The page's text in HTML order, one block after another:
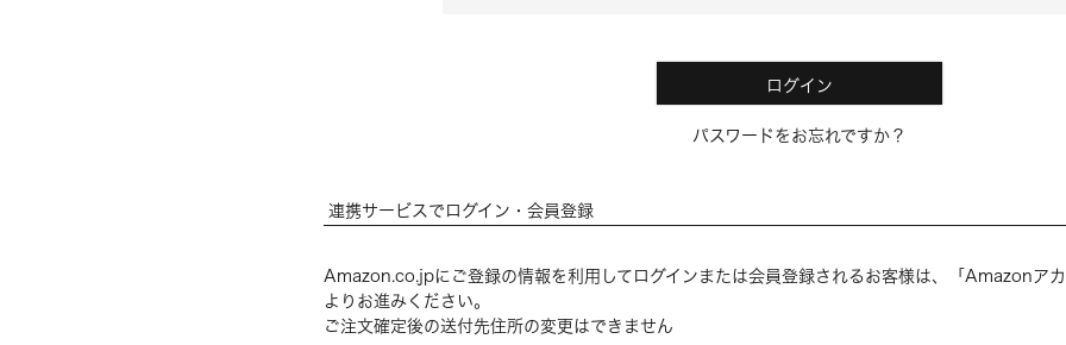
ログイン
パスワードをお忘れですか？
連携サービスでログイン・会員登録
Amazon.co.jpにご登録の情報を利用してログインまたは会員登録されるお客様は、「Amazonア
よりお進みください。
ご注文確定後の送付先住所の変更はできません